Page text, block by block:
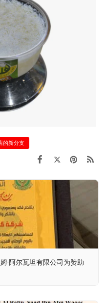
的新分支
·阿尔瓦坦有限公司为赞助